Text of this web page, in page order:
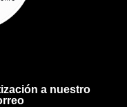
a nuestro